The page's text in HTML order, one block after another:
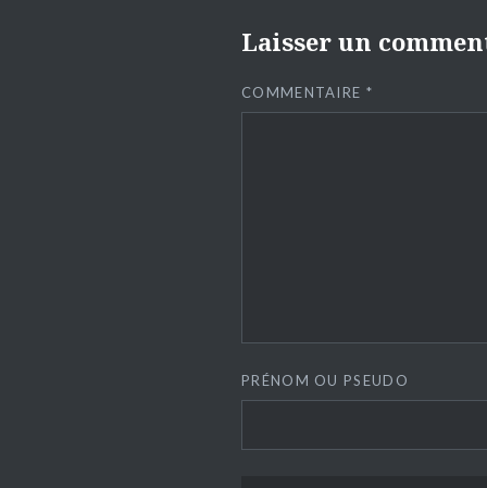
Laisser un
COMMENTAIRE *
PRÉNOM OU PSEUDO